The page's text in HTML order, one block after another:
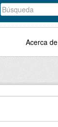
Acerca de